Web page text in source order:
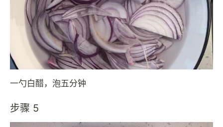
一勺白醋，泡五分钟
步骤 5